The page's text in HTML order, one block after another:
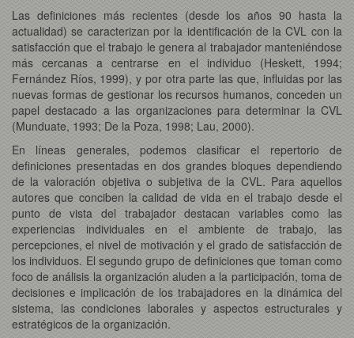
Las definiciones más recientes (desde los años 90 hasta la
actualidad) se caracterizan por la identificación de la CVL con la
satisfacción que el trabajo le genera al trabajador manteniéndose
más cercanas a centrarse en el individuo (Heskett, 1994;
Fernández Ríos, 1999), y por otra parte las que, influidas por las
nuevas formas de gestionar los recursos humanos, conceden un
papel destacado a las organizaciones para determinar la CVL
(Munduate, 1993; De la Poza, 1998; Lau, 2000).
En líneas generales, podemos clasificar el repertorio de
definiciones presentadas en dos grandes bloques dependiendo
de la valoración objetiva o subjetiva de la CVL. Para aquellos
autores que conciben la calidad de vida en el trabajo desde el
punto de vista del trabajador destacan variables como las
experiencias individuales en el ambiente de trabajo, las
percepciones, el nivel de motivación y el grado de satisfacción de
los individuos. El segundo grupo de definiciones que toman como
foco de análisis la organización aluden a la participación, toma de
decisiones e implicación de los trabajadores en la dinámica del
sistema, las condiciones laborales y aspectos estructurales y
estratégicos de la organización.